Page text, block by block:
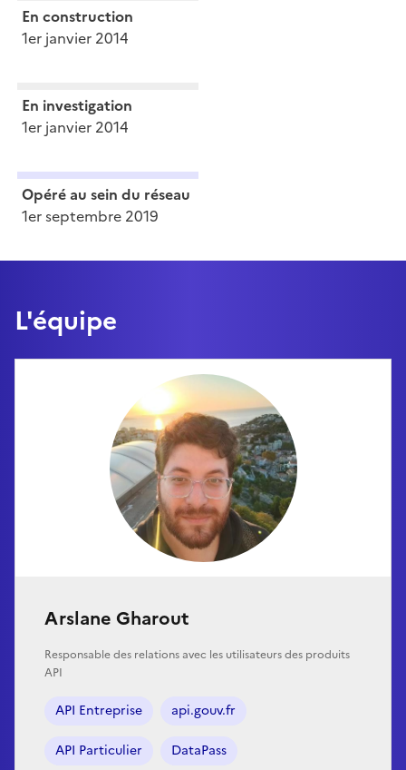
En construction
1er janvier 2014
En investigation
1er janvier 2014
Opéré au sein du réseau
1er septembre 2019
L'équipe
Arslane Gharout
Responsable des relations avec les utilisateurs des produits
API
API Entreprise api.gouv.fr
API Particulier DataPass